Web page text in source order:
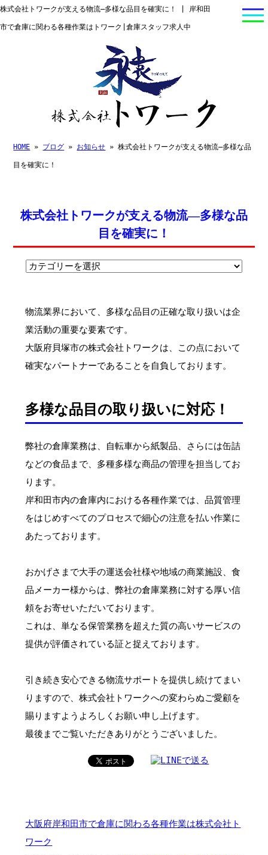
株式会社トワークが支える物流—多様な品目を確実に！ | 岸和田
市で倉庫に関わる各種作業はトワーク|倉庫スタッフ求人中
HOME » ブログ » お知らせ » 株式会社トワークが支える物流—多様な品
目を確実に！
株式会社トワークが支える物流—多様な品
目を確実に！
物流業界において、多様な品目の正確な取り扱いは企
業活動の重要な要素です。
大阪府貝塚市の株式会社トワークは、この点において
確実なパートナーであることを自負しております。
多様な品目の取り扱いに対応！
弊社の倉庫業務は、自転車から紙製品、さらには缶詰
などの食品まで、多種多様な商品の管理を担当してお
ります。
岸和田市内の倉庫内における各種作業では、品質管理
をはじめすべてのプロセスで細心の注意を払い作業に
あたっております。
おかげさまで大手の運送会社様や地域の商業施設、食
品メーカー様からは、弊社の倉庫業務に対する厚い信
頼をお寄せいただいております。
これは、単なる保管業務を超えた質の高いサービスの
提供が評価されている証と捉えております。
引き続き安心できる物流サポートを提供し続けてまい
りますので、株式会社トワークへの変わらぬご愛顧を
賜りますようよろしくお願い申し上げます。
最後までご覧いただきありがとうございました。
大阪府岸和田市で倉庫に関わる各種作業は株式会社ト
ワーク